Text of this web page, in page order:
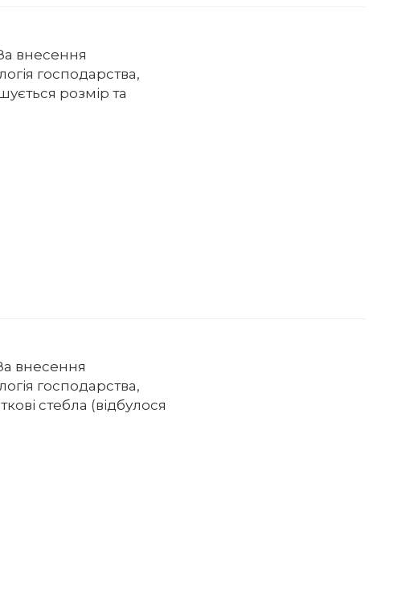
внесення
господарства,
розмір та
внесення
господарства,
стебла (відбулося